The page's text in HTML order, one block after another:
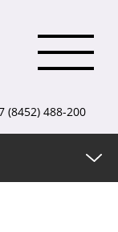
(8452) 488-200